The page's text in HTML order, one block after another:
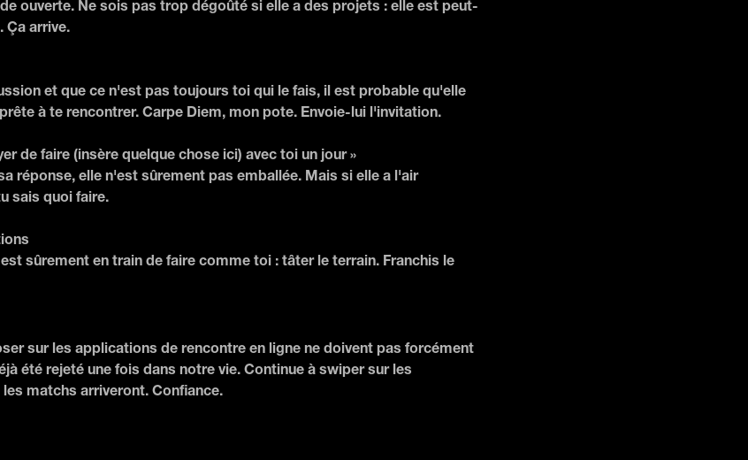
ouverte. Ne sois pas trop dégoûté si elle a des projets : elle est peut-
Ça arrive.
et que ce n'est pas toujours toi qui le fais, il est probable qu'elle
à te rencontrer. Carpe Diem, mon pote. Envoie-lui l'invitation.
de faire (insère quelque chose ici) avec toi un jour »
réponse, elle n'est sûrement pas emballée. Mais si elle a l'air
sais quoi faire.
sûrement en train de faire comme toi : tâter le terrain. Franchis le
sur les applications de rencontre en ligne ne doivent pas forcément
été rejeté une fois dans notre vie. Continue à swiper sur les
matchs arriveront. Confiance.